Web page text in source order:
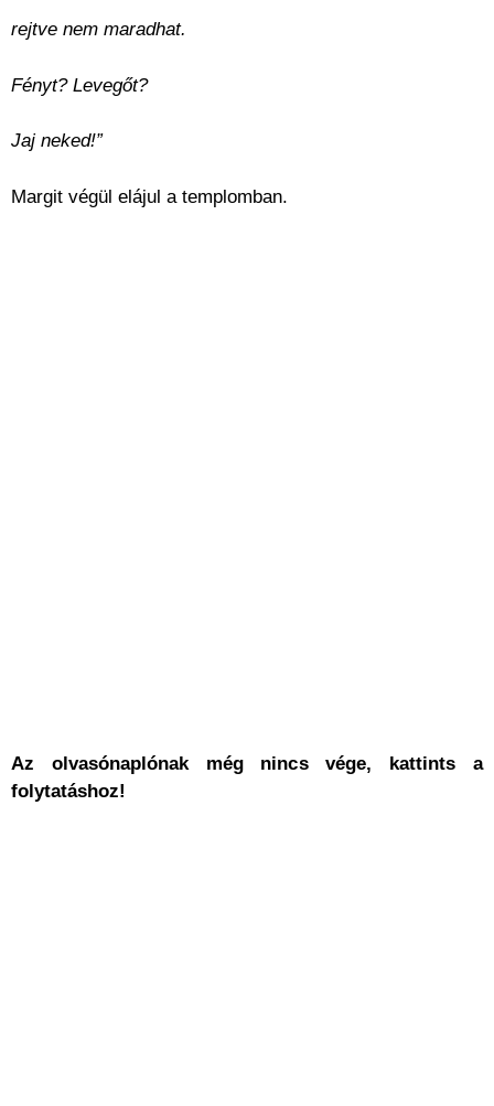
rejtve nem maradhat.
Fényt? Levegőt?
Jaj neked!”
Margit végül elájul a templomban.
Az olvasónaplónak még nincs vége, kattints a
folytatáshoz!